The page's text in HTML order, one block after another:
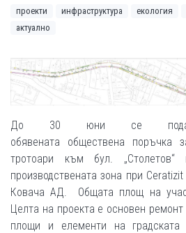
проекти инфраструктура екология
актуално
До 30 юни се
обявената обществена поръчка
тротоари към бул.
производствената зона при
Ковача АД. Общата площ на
Целта на проекта е основен ремонт
площи и елементи на градската